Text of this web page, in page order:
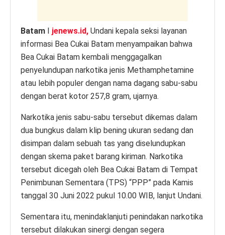
Batam I jenews.id, Undani kepala seksi layanan
informasi Bea Cukai Batam menyampaikan bahwa
Bea Cukai Batam kembali menggagalkan
penyelundupan narkotika jenis Methamphetamine
atau lebih populer dengan nama dagang sabu-sabu
dengan berat kotor 257,8 gram, ujarnya.
Narkotika jenis sabu-sabu tersebut dikemas dalam
dua bungkus dalam klip bening ukuran sedang dan
disimpan dalam sebuah tas yang diselundupkan
dengan skema paket barang kiriman. Narkotika
tersebut dicegah oleh Bea Cukai Batam di Tempat
Penimbunan Sementara (TPS) “PPP” pada Kamis
tanggal 30 Juni 2022 pukul 10.00 WIB, lanjut Undani.
Sementara itu, menindaklanjuti penindakan narkotika
tersebut dilakukan sinergi dengan segera